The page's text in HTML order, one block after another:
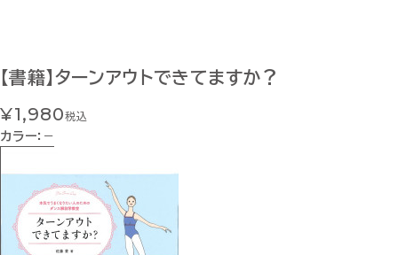
【書籍】ターンアウトできてますか？
¥1,980税込
カラー： −